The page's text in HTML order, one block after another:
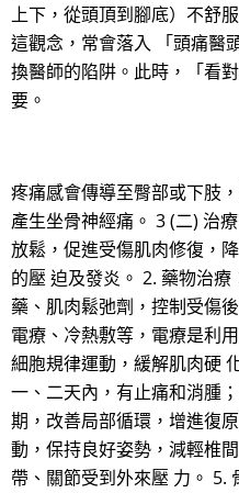
上下，從頭頂到腳底）不舒
這觀念，常會落入 「頭痛醫
換醫師的陷阱。此時，「看
要。
疼痛感會傳導至臀部或下肢
產生坐骨神經痛。 3 (二) 治
放鬆，促進受傷肌肉修復，
的壓 迫及發炎。 2. 藥物治
藥、肌肉鬆弛劑，控制受傷
電療、冷熱敷等，電療是利
細胞規律運動，緩解肌肉硬
一、二天內，有止痛和消腫
期，改善局部循環，增進復
動，保持良好姿勢，減輕椎
帶、關節受到外來壓 力。 5.